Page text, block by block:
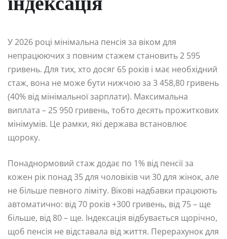
індексація
У 2026 році мінімальна пенсія за віком для
непрацюючих з повним стажем становить 2 595
гривень. Для тих, хто досяг 65 років і має необхідний
стаж, вона не може бути нижчою за 3 458,80 гривень
(40% від мінімальної зарплати). Максимальна
виплата – 25 950 гривень, тобто десять прожиткових
мінімумів. Це рамки, які держава встановлює
щороку.
Понаднормовий стаж додає по 1% від пенсії за
кожен рік понад 35 для чоловіків чи 30 для жінок, але
не більше певного ліміту. Вікові надбавки працюють
автоматично: від 70 років +300 гривень, від 75 – ще
більше, від 80 – ще. Індексація відбувається щорічно,
щоб пенсія не відставала від життя. Перерахунок для